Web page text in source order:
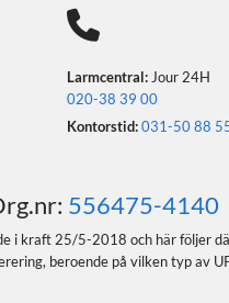

Larmcentral:Jour 24H
020-38 39 00
Kontorstid: 031-50 88
556475-4140
i kraft 25/5-2018 och här följer
beroende på vilken typ av